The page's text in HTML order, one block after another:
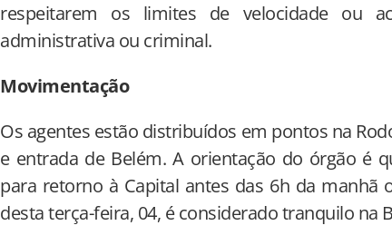
respeitarem os limites de velocidade ou
administrativa ou criminal.
Movimentação
Os agentes estão distribuídos em pontos na
e entrada de Belém. A orientação do órgão é
para retorno à Capital antes das 6h da manhã
desta terça-feira, 04, é considerado tranquilo na